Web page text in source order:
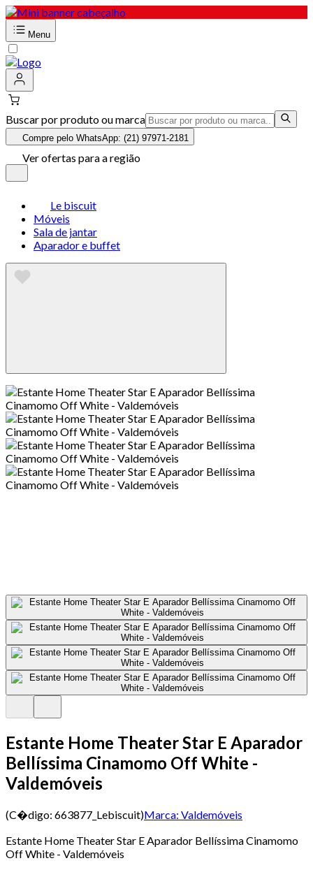
Menu
Buscar por produto ou marca
Compre pelo WhatsApp: (21) 97971-2181
Ver ofertas para a região
Le biscuit
Móveis
Sala de jantar
Aparador e buffet
Estante Home Theater Star E Aparador
Bellíssima Cinamomo Off White -
Valdemóveis
(C�digo: 663877_Lebiscuit)Marca: Valdemóveis
Estante Home Theater Star E Aparador Bellíssima Cinamomo
Off White - Valdemóveis